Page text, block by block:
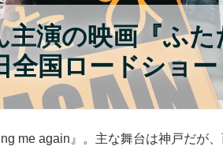
主演の映画『ふ
全国ロードショー
me again』。主な舞台は神戸だが